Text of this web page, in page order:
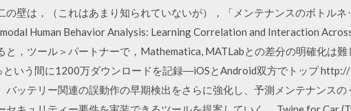
の壁は，（これはあまり知られていないが），「メンテナンスのボトル
Human Behavior Analysis: Learning Correlation and Interaction
と，ツール＞パートナーで，Mathematica, MATLabとの差分の明確化は
という間に1200万ダウンロードを記録―iOSとAndroid双方でトップ
バッテリー関連の誤動作の早期検出をさらに強化し、予測メンテナンス